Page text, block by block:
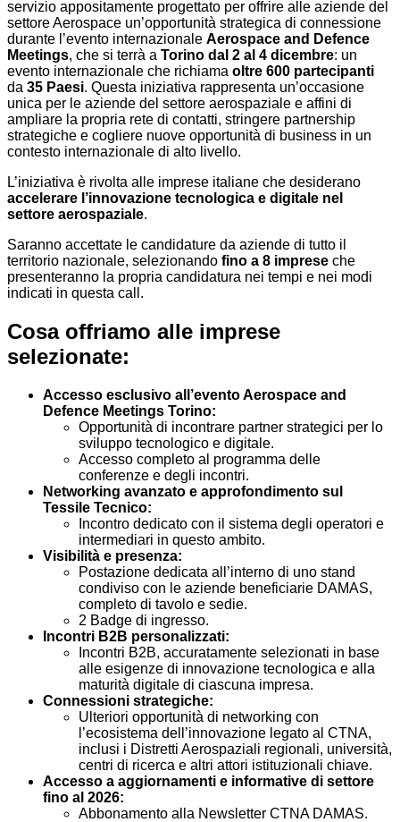
servizio appositamente progettato per offrire alle aziende del
settore Aerospace un’opportunità strategica di connessione
durante l’evento internazionale Aerospace and Defence
Meetings, che si terrà a Torino dal 2 al 4 dicembre: un
evento internazionale che richiama oltre 600 partecipanti
da 35 Paesi. Questa iniziativa rappresenta un’occasione
unica per le aziende del settore aerospaziale e affini di
ampliare la propria rete di contatti, stringere partnership
strategiche e cogliere nuove opportunità di business in un
contesto internazionale di alto livello.
L’iniziativa è rivolta alle imprese italiane che desiderano
accelerare l’innovazione tecnologica e digitale nel
settore aerospaziale.
Saranno accettate le candidature da aziende di tutto il
territorio nazionale, selezionando fino a 8 imprese che
presenteranno la propria candidatura nei tempi e nei modi
indicati in questa call.
Cosa offriamo alle imprese
selezionate:
Accesso esclusivo all’evento Aerospace and
Defence Meetings Torino:
Opportunità di incontrare partner strategici per lo
sviluppo tecnologico e digitale.
Accesso completo al programma delle
conferenze e degli incontri.
Networking avanzato e approfondimento sul
Tessile Tecnico:
Incontro dedicato con il sistema degli operatori e
intermediari in questo ambito.
Visibilità e presenza:
Postazione dedicata all’interno di uno stand
condiviso con le aziende beneficiarie DAMAS,
completo di tavolo e sedie.
2 Badge di ingresso.
Incontri B2B personalizzati:
Incontri B2B, accuratamente selezionati in base
alle esigenze di innovazione tecnologica e alla
maturità digitale di ciascuna impresa.
Connessioni strategiche:
Ulteriori opportunità di networking con
l’ecosistema dell’innovazione legato al CTNA,
inclusi i Distretti Aerospaziali regionali, università,
centri di ricerca e altri attori istituzionali chiave.
Accesso a aggiornamenti e informative di settore
fino al 2026:
Abbonamento alla Newsletter CTNA DAMAS.